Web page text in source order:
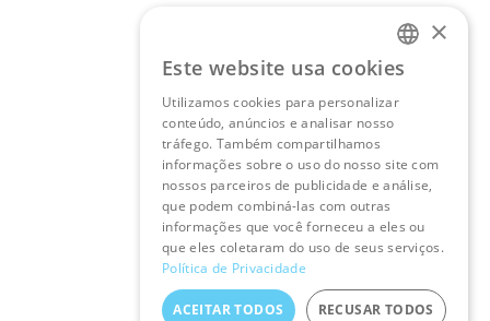
PORTUGUESE
ENGLISH
×
Este website usa cookies
Utilizamos cookies para personalizar
conteúdo, anúncios e analisar nosso
tráfego. Também compartilhamos
informações sobre o uso do nosso site com
nossos parceiros de publicidade e análise,
que podem combiná-las com outras
informações que você forneceu a eles ou
que eles coletaram do uso de seus serviços.
Política de Privacidade
ACEITAR TODOS RECUSAR TODOS